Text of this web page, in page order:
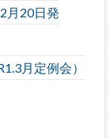
月20日発
月定例会）